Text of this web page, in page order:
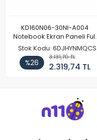
KD160N06-30NI-A004
Notebook Ekran Paneli Full
HD
Stok Kodu: 6DJHYNMQCS
%26
3.131,70 TL
2.319,74 TL